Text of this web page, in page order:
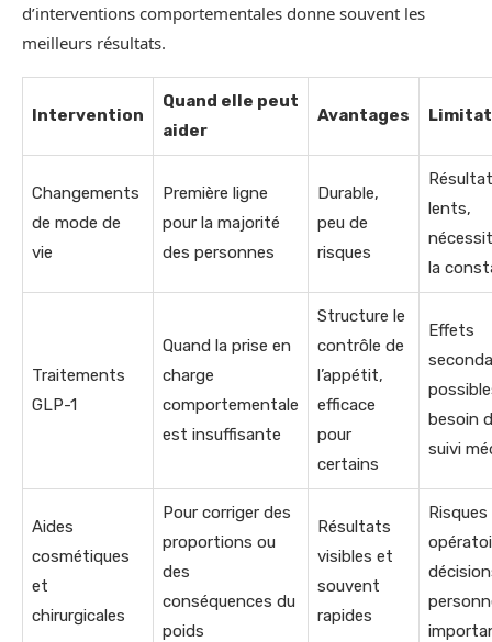
d’interventions comportementales donne souvent les
meilleurs résultats.
Intervention
Quand elle peut
aider
Avantages
Changements
de mode de
vie
Première ligne
pour la majorité
des personnes
Durable,
peu de
risques
lents,
la
Traitements
GLP-1
Quand la prise en
charge
comportementale
est insuffisante
Structure le
contrôle de
l’appétit,
efficace
pour
certains
Effets
besoin
suivi
Aides
cosmétiques
et
chirurgicales
Pour corriger des
proportions ou
des
conséquences du
poids
Résultats
visibles et
souvent
rapides
Risques